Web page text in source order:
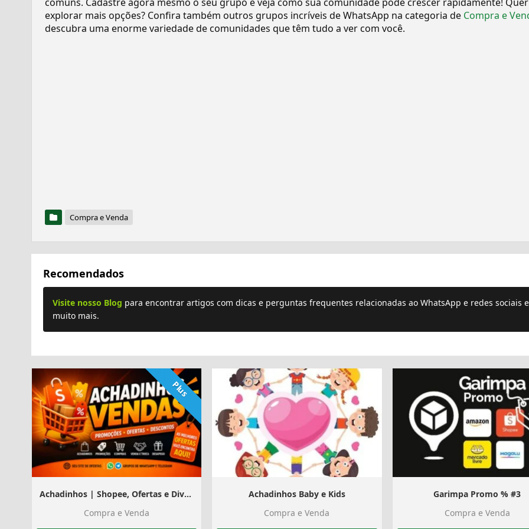
explorar mais opções? Confira também outros grupos incríveis de WhatsApp na categoria de Compra e
descubra uma enorme variedade de comunidades que têm tudo a ver com você.
Compra e Venda
Recomendados
Visite nosso Blog para encontrar artigos com dicas e perguntas frequentes relacionadas ao WhatsApp e redes sociais e
muito mais.
Plus
Achadinhos | Shopee, Ofertas e Divulgação
Compra e Venda
Achadinhos Baby e Kids
Compra e Venda
Garimpa Promo % #3
Compra e Venda